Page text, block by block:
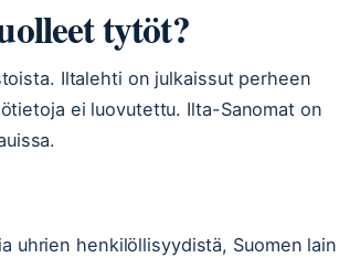
tytöt?
Iltalehti on julkaissut perheen
ei luovutettu. Ilta-Sanomat on
uhrien henkilöllisyydistä, Suomen lain